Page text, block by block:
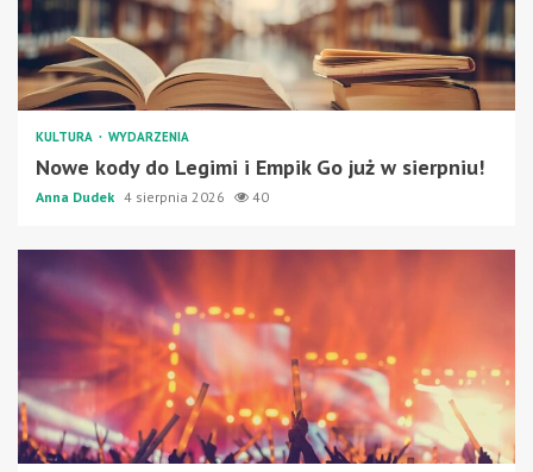
KULTURA WYDARZENIA
Nowe kody do Legimi i Empik Go już w sierpniu!
Anna Dudek 4 sierpnia 2026 40